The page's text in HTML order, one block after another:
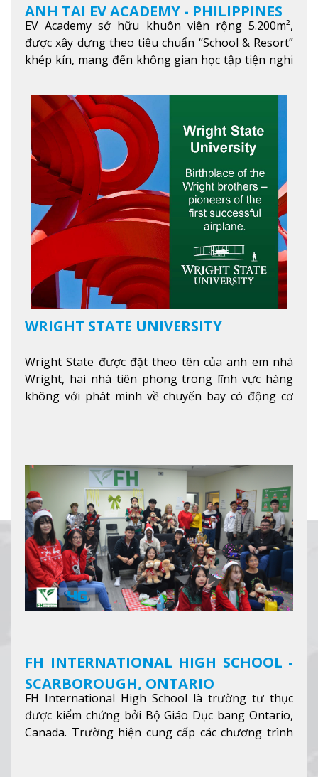
ANH TẠI EV ACADEMY - PHILIPPINES
EV Academy sở hữu khuôn viên rộng 5.200m²,
được xây dựng theo tiêu chuẩn “School & Resort”
khép kín, mang đến không gian học tập tiện nghi
ích hiện đạXem thêm
WRIGHT STATE UNIVERSITY
Wright State được đặt theo tên của anh em nhà
Wright, hai nhà tiên phong trong lĩnh vực hàng
không với phát minh về chuyến bay có động cơ
FH INTERNATIONAL HIGH SCHOOL -
SCARBOROUGH, ONTARIO
FH International High School là trường tư thục
được kiểm chứng bởi Bộ Giáo Dục bang Ontario,
Canada. Trường hiện cung cấp các chương trình